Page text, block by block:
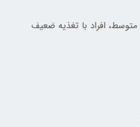
افراد با تغذیه ضعیف